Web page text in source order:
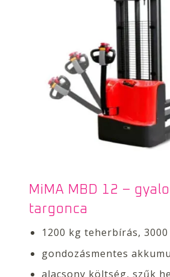
MiMA MBD 12 –
targonca
1200 kg teherbírás, 3000
gondozásmentes
alacsony költség, szűk